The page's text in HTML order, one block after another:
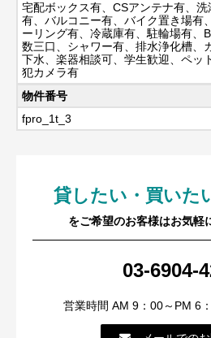
宅配ボックス有、CSアンテナ有、
有、バルコニー有、バイク置き場有
ーリング有、冷蔵庫有、駐輪場有、
数三口、シャワー有、排水浄化槽、
下水、楽器相談可、学生歓迎、ペッ
犯カメラ有
物件番号
fpro_1t_3
貸したい・買いた
をご希望のお客様はお気軽
03-6904-
営業時間 AM 9：00～PM 6